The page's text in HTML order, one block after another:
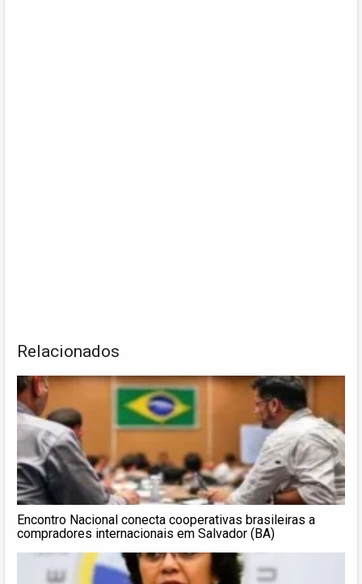
Relacionados
Encontro Nacional conecta cooperativas brasileiras a
compradores internacionais em Salvador (BA)